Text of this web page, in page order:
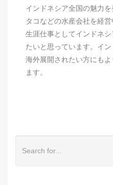
インドネシア全国の魅力を
タコなどの水産会社を経営
生涯仕事としてインドネ
たいと思っています。イン
海外展開されたい方にも
ます。